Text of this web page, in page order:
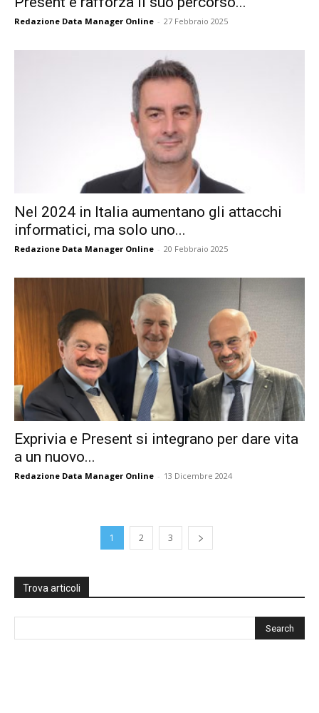
Redazione Data Manager Online - 27 Febbraio 2025
Nel 2024 in Italia aumentano gli attacchi
informatici, ma solo uno...
Redazione Data Manager Online - 20 Febbraio 2025
Exprivia e Present si integrano per dare vita
a un nuovo...
Redazione Data Manager Online - 13 Dicembre 2024
1 2 3
Trova articoli